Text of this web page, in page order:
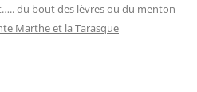
du bout des lèvres ou du menton
Marthe et la Tarasque